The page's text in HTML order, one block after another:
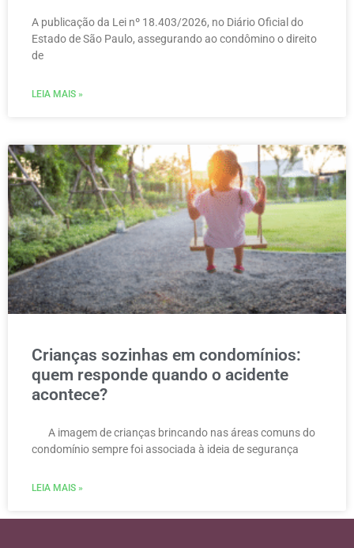
A publicação da Lei nº 18.403/2026, no Diário Oficial do
Estado de São Paulo, assegurando ao condômino o direito
de
LEIA MAIS »
Crianças sozinhas em condomínios:
quem responde quando o acidente
acontece?
A imagem de crianças brincando nas áreas comuns do
condomínio sempre foi associada à ideia de segurança
LEIA MAIS »